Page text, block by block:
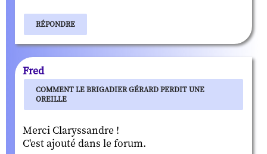
RÉPONDRE
Fred
COMMENT LE BRIGADIER GÉRARD PERDIT UNE
OREILLE
Merci Claryssandre !
C'est ajouté dans le forum.